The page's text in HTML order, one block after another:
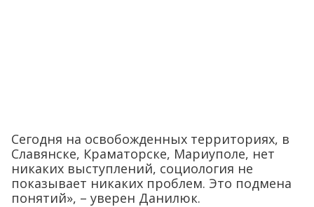
Сегодня на освобожденных территориях, в
Славянске, Краматорске, Мариуполе, нет
никаких выступлений, социология не
показывает никаких проблем. Это подмена
понятий», – уверен Данилюк.